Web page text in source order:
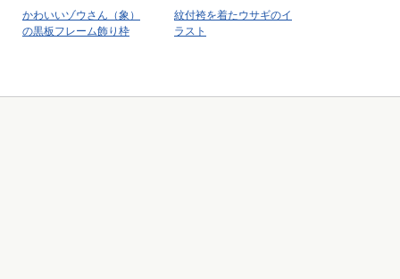
かわいいゾウさん（象）
の黒板フレーム飾り枠
紋付袴を着たウサギのイ
ラスト